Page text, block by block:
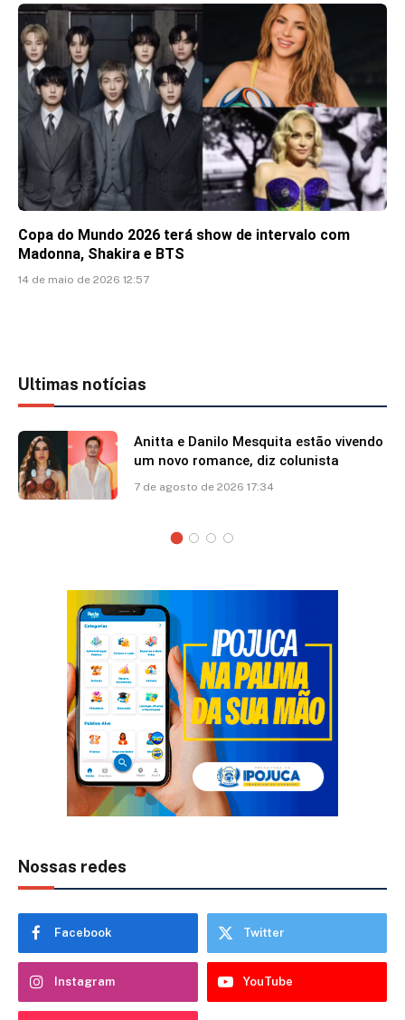
Copa do Mundo 2026 terá show de intervalo com
Madonna, Shakira e BTS
14 de maio de 2026 12:57
Ultimas notícias
Anitta e Danilo Mesquita estão vivendo
um novo romance, diz colunista
7 de agosto de 2026 17:34
Nossas redes
Facebook Twitter
Instagram YouTube